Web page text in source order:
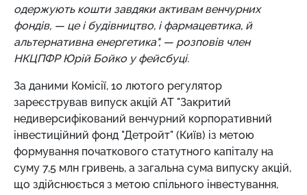
одержують кошти завдяки активам венчурних
фондів, — це і будівництво, і фармацевтика, й
альтернативна енергетика", — розповів член
НКЦПФР Юрій Бойко у фейсбуці.
За даними Комісії, 10 лютого регулятор
зареєстрував випуск акцій АТ "Закритий
недиверсифікований венчурний корпоративний
інвестиційний фонд "Детройт" (Київ) із ​​метою
формування початкового статутного капіталу на
суму 7,5 млн гривень, а загальна сума випуску акцій,
що здійснюється з метою спільного інвестування,